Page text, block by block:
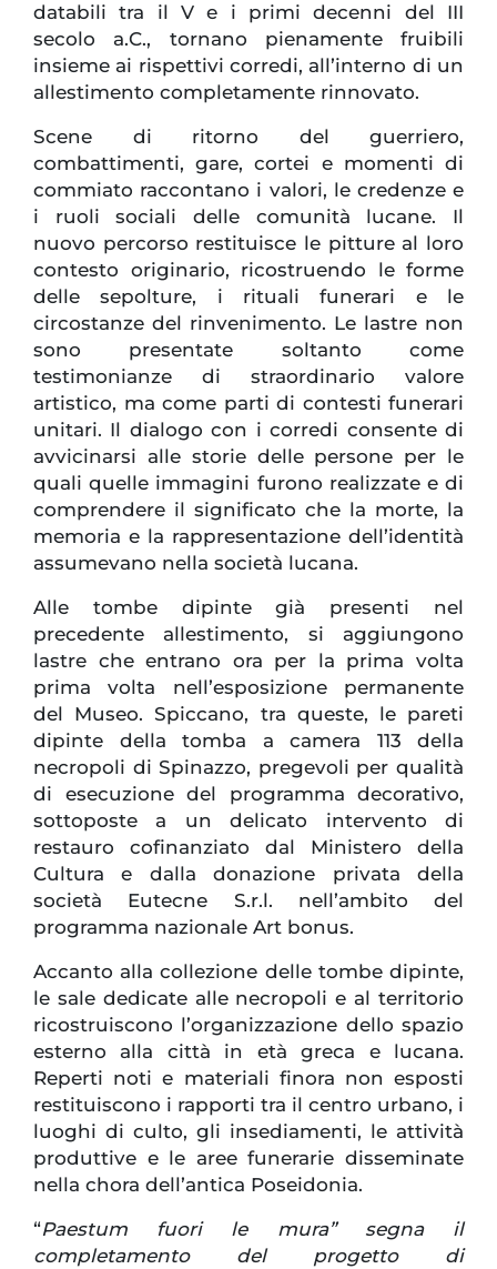
databili tra il V e i primi decenni del III
secolo a.C., tornano pienamente fruibili
insieme ai rispettivi corredi, all’interno di un
allestimento completamente rinnovato.
Scene di ritorno del guerriero,
combattimenti, gare, cortei e momenti di
commiato raccontano i valori, le credenze e
i ruoli sociali delle comunità lucane. Il
nuovo percorso restituisce le pitture al loro
contesto originario, ricostruendo le forme
delle sepolture, i rituali funerari e le
circostanze del rinvenimento. Le lastre non
sono presentate soltanto come
testimonianze di straordinario valore
artistico, ma come parti di contesti funerari
unitari. Il dialogo con i corredi consente di
avvicinarsi alle storie delle persone per le
quali quelle immagini furono realizzate e di
comprendere il significato che la morte, la
memoria e la rappresentazione dell’identità
assumevano nella società lucana.
Alle tombe dipinte già presenti nel
precedente allestimento, si aggiungono
lastre che entrano ora per la prima volta
prima volta nell’esposizione permanente
del Museo. Spiccano, tra queste, le pareti
dipinte della tomba a camera 113 della
necropoli di Spinazzo, pregevoli per qualità
di esecuzione del programma decorativo,
sottoposte a un delicato intervento di
restauro cofinanziato dal Ministero della
Cultura e dalla donazione privata della
società Eutecne S.r.l. nell’ambito del
programma nazionale Art bonus.
Accanto alla collezione delle tombe dipinte,
le sale dedicate alle necropoli e al territorio
ricostruiscono l’organizzazione dello spazio
esterno alla città in età greca e lucana.
Reperti noti e materiali finora non esposti
restituiscono i rapporti tra il centro urbano, i
luoghi di culto, gli insediamenti, le attività
produttive e le aree funerarie disseminate
nella chora dell’antica Poseidonia.
“Paestum fuori le mura” segna il
completamento del progetto di